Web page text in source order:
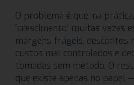
O problema é que, na
“crescimento” muitas vezes
margens frágeis, descontos
custos mal controlados e
tomadas sem método. O
que existe apenas no papel